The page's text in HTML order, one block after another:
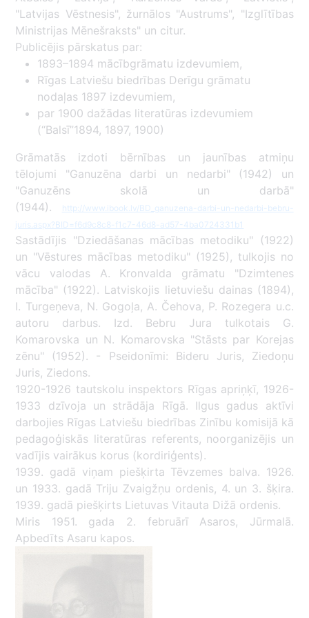
"Latvijas Vēstnesis", žurnālos "Austrums", "Izglītības
Ministrijas Mēnešraksts" un citur.
Publicējis pārskatus par:
1893–1894 mācībgrāmatu izdevumiem,
Rīgas Latviešu biedrības Derīgu grāmatu
nodaļas 1897 izdevumiem,
par 1900 dažādas literatūras izdevumiem
(“Balsī”1894, 1897, 1900)
Grāmatās izdoti bērnības un jaunības atmiņu
tēlojumi "Ganuzēna darbi un nedarbi" (1942) un
"Ganuzēns skolā un darbā"
(1944).
http://www.ibook.lv/BD_ganuzena-darbi-un-nedarbi-bebru-
juris.aspx?BID=f6d9c8c8-f1c7-46d8-ad57-4ba0724331b1
Sastādījis "Dziedāšanas mācības metodiku" (1922)
un "Vēstures mācības metodiku" (1925), tulkojis no
vācu valodas A. Kronvalda grāmatu "Dzimtenes
mācība" (1922). Latviskojis lietuviešu dainas (1894),
I. Turgeņeva, N. Gogoļa, A. Čehova, P. Rozegera u.c.
autoru darbus. Izd. Bebru Jura tulkotais G.
Komarovska un N. Komarovska "Stāsts par Korejas
zēnu" (1952). - Pseidonīmi: Bideru Juris, Ziedoņu
Juris, Ziedons.
1920-1926 tautskolu inspektors Rīgas apriņķī, 1926-
1933 dzīvoja un strādāja Rīgā. Ilgus gadus aktīvi
darbojies Rīgas Latviešu biedrības Zinību komisijā kā
pedagoģiskās literatūras referents, noorganizējis un
vadījis vairākus korus (kordiriģents).
1939. gadā viņam piešķirta Tēvzemes balva. 1926.
un 1933. gadā Triju Zvaigžņu ordenis, 4. un 3. šķira.
1939. gadā piešķirts Lietuvas Vitauta Dižā ordenis.
Miris 1951. gada 2. februārī Asaros, Jūrmalā.
Apbedīts Asaru kapos.